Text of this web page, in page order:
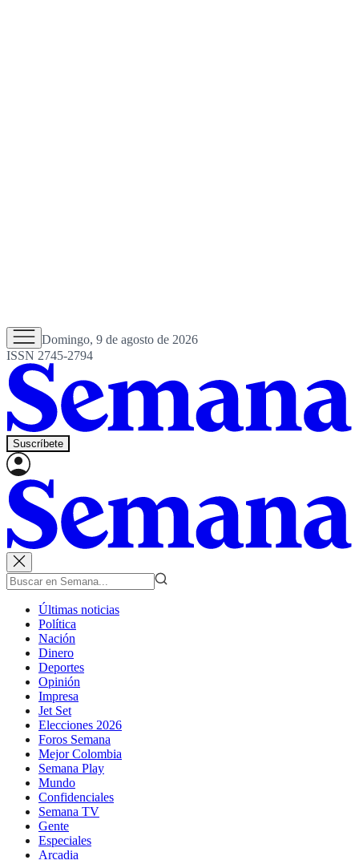
Domingo, 9 de agosto de 2026
ISSN 2745-2794
Suscríbete
Últimas noticias
Política
Nación
Dinero
Deportes
Opinión
Impresa
Jet Set
Elecciones 2026
Foros Semana
Mejor Colombia
Semana Play
Mundo
Confidenciales
Semana TV
Gente
Especiales
Arcadia